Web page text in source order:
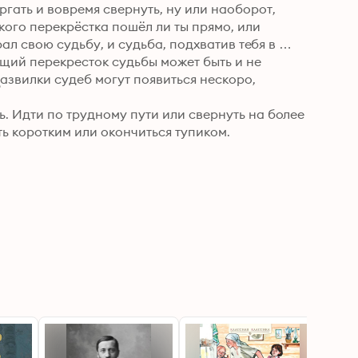
и вовремя свернуть, ну или наоборот,
перекрёстка пошёл ли ты прямо, или
свою судьбу, и судьба, подхватив тебя в
перекресток судьбы может быть и не
судеб могут появиться нескоро,
Идти по трудному пути или свернуть на более
коротким или окончиться тупиком.